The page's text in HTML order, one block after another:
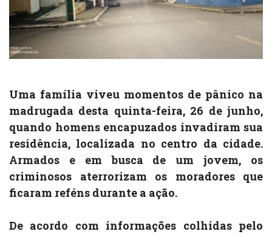
Uma família viveu momentos de pânico na
madrugada desta quinta-feira, 26 de junho,
quando homens encapuzados invadiram sua
residência, localizada no centro da cidade.
Armados e em busca de um jovem, os
criminosos aterrorizam os moradores que
ficaram reféns durante a ação.
De acordo com informações colhidas pelo